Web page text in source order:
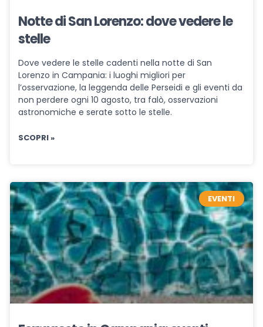
Notte di San Lorenzo: dove vedere le
stelle
Dove vedere le stelle cadenti nella notte di San
Lorenzo in Campania: i luoghi migliori per
l’osservazione, la leggenda delle Perseidi e gli eventi da
non perdere ogni 10 agosto, tra falò, osservazioni
astronomiche e serate sotto le stelle.
SCOPRI »
EVENTI